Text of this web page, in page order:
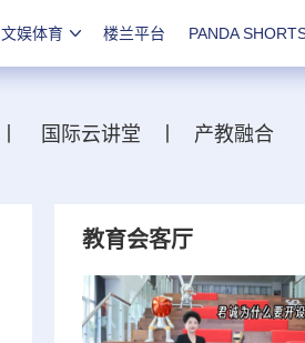
文娱体育 楼兰平台 PANDA
国际云讲堂 产教融合
教育会客厅